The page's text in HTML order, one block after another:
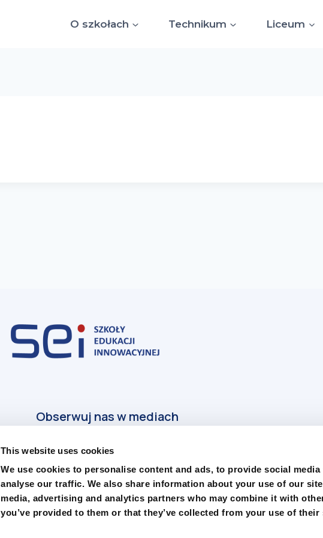
This website uses cookies
We use cookies to personalise content and ads, to provide social
analyse our traffic. We also share information about your use of our
media, advertising and analytics partners who may combine it with
you’ve provided to them or that they’ve collected from your use of their
O szkołach Technikum Liceum